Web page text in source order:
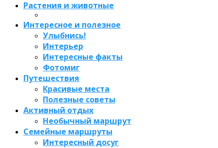
Растения и животные
Интересное и полезное
Улыбнись!
Интерьер
Интересные факты
Фотомиг
Путешествия
Красивые места
Полезные советы
Активный отдых
Необычный маршрут
Семейные маршруты
Интересный досуг